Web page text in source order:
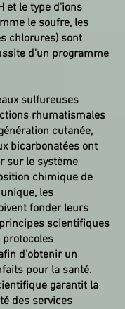
et le type d'ions
le soufre, les
chlorures) sont
d'un programme
sulfureuses
rhumatismales
cutanée,
bicarbonatées ont
sur le système
chimique de
les
fonder leurs
scientifiques
d'obtenir un
pour la santé.
garantit la
des services